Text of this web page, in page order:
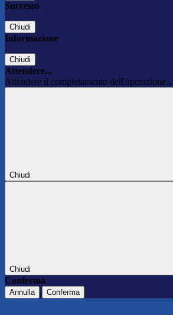
Successo
Chiudi
Informazione
Chiudi
Attendere...
Attendere il completamento dell'operazione...
Chiudi
Chiudi
Conferma
Annulla Conferma